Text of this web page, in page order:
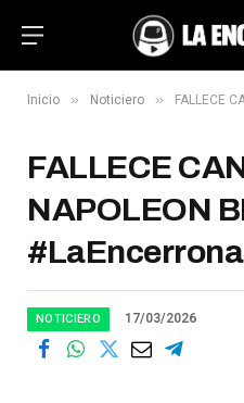
Inicio » Noticiero » FALLECE
FALLECE
NAPOLEON
NOTICIERO 17/03/2026